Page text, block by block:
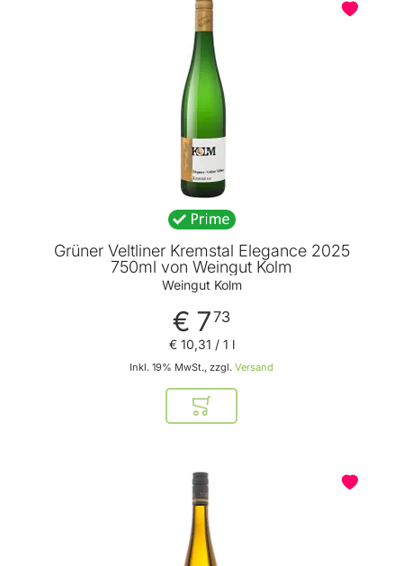
Grüner Veltliner Kremstal Elegance 2025
750ml von Weingut Kolm
Weingut Kolm
€ 773
Inkl. 19% MwSt., zzgl. Versand
€ 10,31 / 1 l
In den Warenkorb